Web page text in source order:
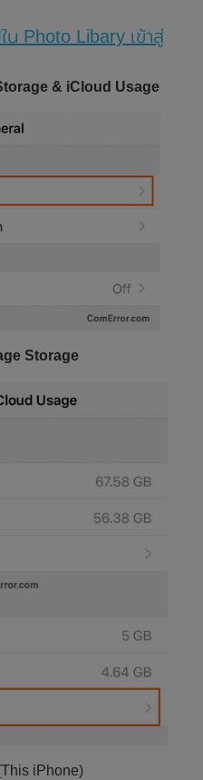
Photo Libary เข้าสู่
& iCloud Usage
Storage
iPhone)